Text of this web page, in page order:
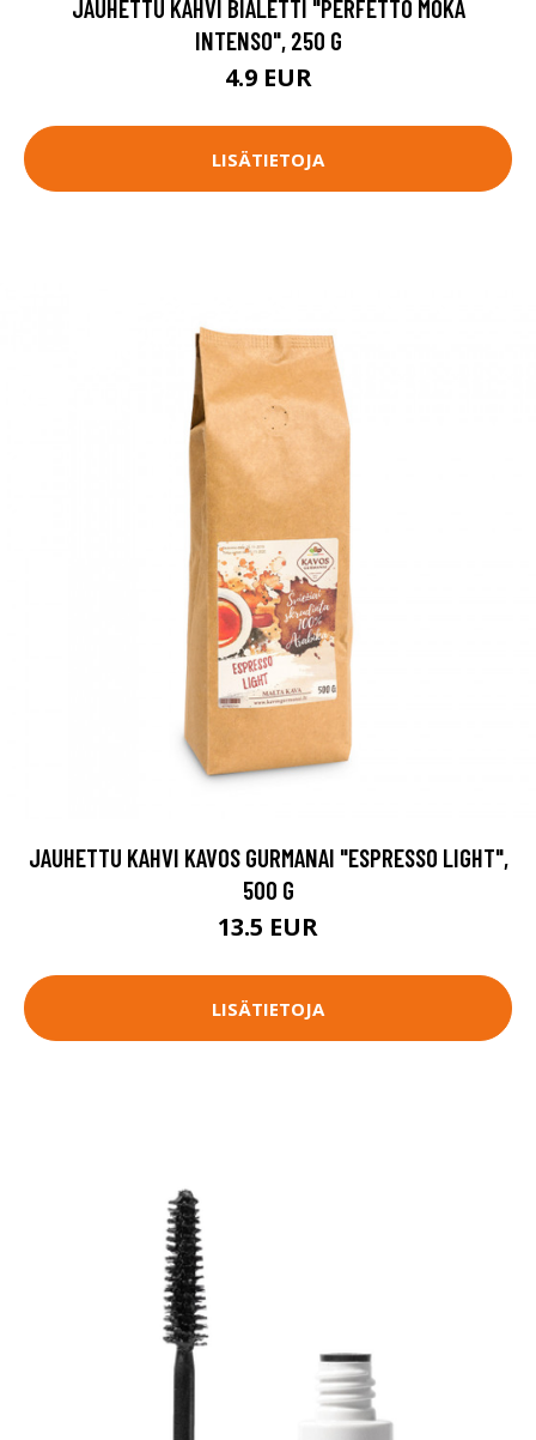
JAUHETTU KAHVI BIALETTI "PERFETTO MOKA
INTENSO", 250 G
4.9 EUR
LISÄTIETOJA
JAUHETTU KAHVI KAVOS GURMANAI "ESPRESSO LIGHT",
500 G
13.5 EUR
LISÄTIETOJA